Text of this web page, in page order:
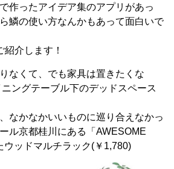
作ったアイデア集のアプリがあっ
鱗の使い方なんかもあって面白いで
介します！
なくて、でも家具は置きたくな
ングテーブル下のデッドスペース
なかなかいいものに巡り合えなかっ
ル京都桂川にある「AWESOME
ウッドマルチラック(￥1,780)